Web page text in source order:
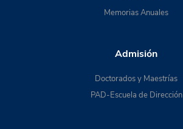
Memorias Anuales
Admisión
Doctorados y Maestrías
PAD-Escuela de Dirección